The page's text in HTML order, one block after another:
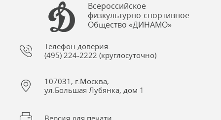
Всероссийское
физкультурно-спортивное
Общество «ДИНАМО»
Телефон доверия:
(495) 224-2222 (круглосуточно)
107031, г.Москва,
ул.Большая Лубянка, дом 1
Версия для печати